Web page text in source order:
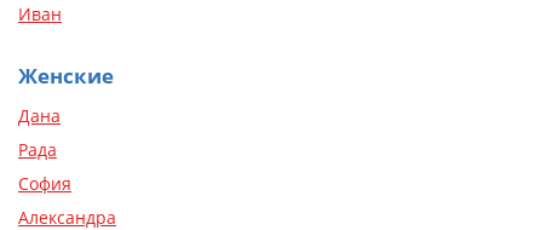
Иван
Женские
Дана
Рада
София
Александра